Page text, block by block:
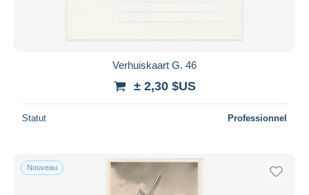
Verhuiskaart G. 46
± 2,30 $US
Statut Professionnel
Nouveau